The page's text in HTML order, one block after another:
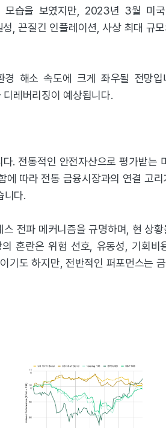
습을 보였지만, 2023년 3월 미
, 끈질긴 인플레이션, 사상 최대 규
해소 속도에 크게 좌우될 전망
레버리징이 예상됩니다.
. 전통적인 안전자산으로 평가받는
따라 전통 금융시장과의 연결 고
니다.
전파 메커니즘을 규명하며, 현 상
혼란은 위험 선호, 유동성, 기회
기도 하지만, 전반적인 퍼포먼스는